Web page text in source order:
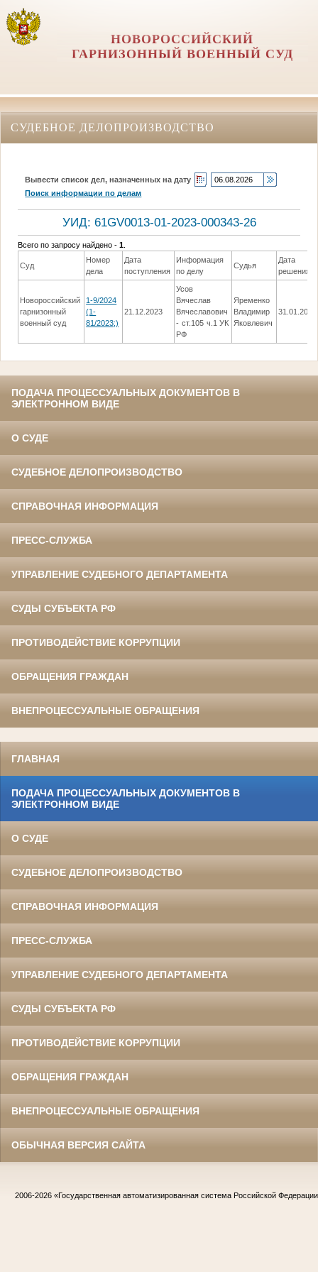
НОВОРОССИЙСКИЙ
ГАРНИЗОННЫЙ ВОЕННЫЙ СУД
СУДЕБНОЕ ДЕЛОПРОИЗВОДСТВО
Вывести список дел, назначенных на дату
Поиск информации по делам
УИД: 61GV0013-01-2023-000343-26
Всего по запросу найдено -1
Суд
Номер
дела
Дата
поступления
Информация
по делу
Судья
Дата
решения
Новороссийский
гарнизонный
военный суд
1-9/2024
(1-
81/2023;)
21.12.2023
Усов
Вячеслав
Вячеславович
- ст.105 ч.1 УК
РФ
Яременко
Владимир
Яковлевич
31.01.2024
ПОДАЧА ПРОЦЕССУАЛЬНЫХ ДОКУМЕНТОВ В
ЭЛЕКТРОННОМ ВИДЕ
О СУДЕ
СУДЕБНОЕ ДЕЛОПРОИЗВОДСТВО
СПРАВОЧНАЯ ИНФОРМАЦИЯ
ПРЕСС-СЛУЖБА
УПРАВЛЕНИЕ СУДЕБНОГО ДЕПАРТАМЕНТА
СУДЫ СУБЪЕКТА РФ
ПРОТИВОДЕЙСТВИЕ КОРРУПЦИИ
ОБРАЩЕНИЯ ГРАЖДАН
ВНЕПРОЦЕССУАЛЬНЫЕ ОБРАЩЕНИЯ
ГЛАВНАЯ
ПОДАЧА ПРОЦЕССУАЛЬНЫХ ДОКУМЕНТОВ В
ЭЛЕКТРОННОМ ВИДЕ
О СУДЕ
СУДЕБНОЕ ДЕЛОПРОИЗВОДСТВО
СПРАВОЧНАЯ ИНФОРМАЦИЯ
ПРЕСС-СЛУЖБА
УПРАВЛЕНИЕ СУДЕБНОГО ДЕПАРТАМЕНТА
СУДЫ СУБЪЕКТА РФ
ПРОТИВОДЕЙСТВИЕ КОРРУПЦИИ
ОБРАЩЕНИЯ ГРАЖДАН
ВНЕПРОЦЕССУАЛЬНЫЕ ОБРАЩЕНИЯ
ОБЫЧНАЯ ВЕРСИЯ САЙТА
2006-2026 «Государственная автоматизированная система Российской